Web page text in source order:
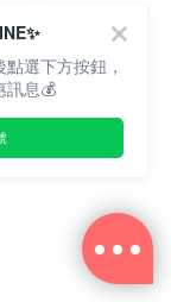
選下方按鈕，
訊息💰